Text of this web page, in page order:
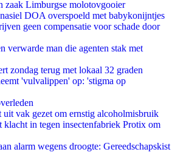
zaak Limburgse molotovgooier
DOA overspoeld met babykonijntjes
geen compensatie voor schade door
verwarde man die agenten stak met
zondag terug met lokaal 32 graden
'vulvalippen' op: 'stigma op
uit vak gezet om ernstig alcoholmisbruik
klacht in tegen insectenfabriek Protix om
alarm wegens droogte: Gereedschapskist